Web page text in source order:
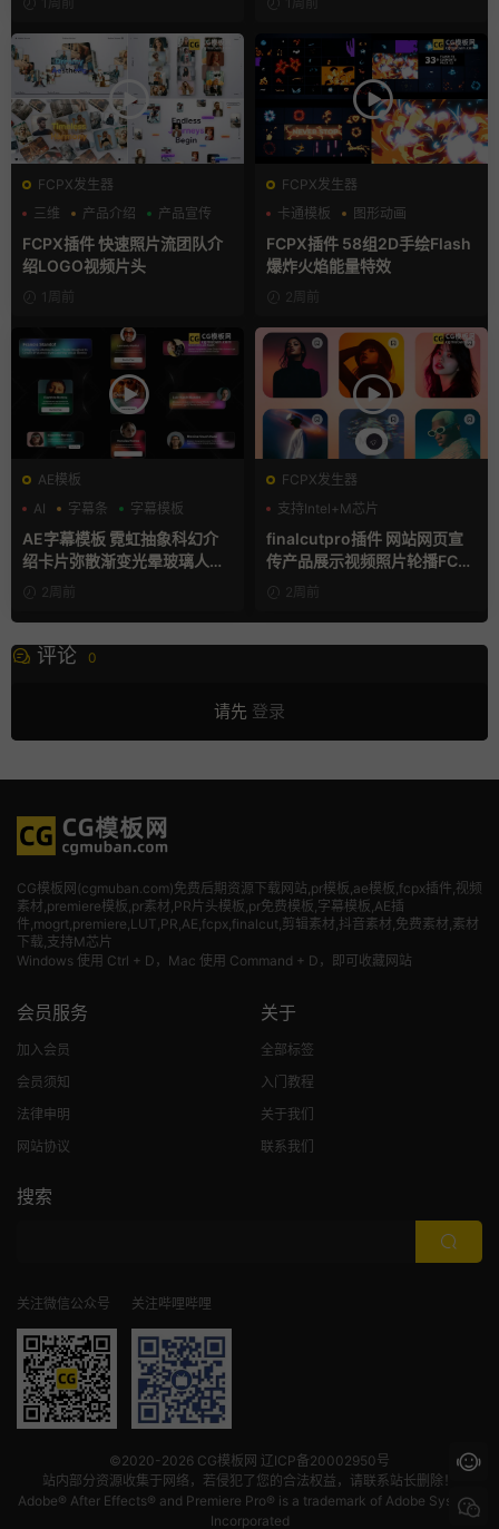
FCPX发生器
三维
产品介绍 产品宣传
FCPX插件 快速照片流团队介
绍LOGO视频片头
1周前
FCPX发生器
卡通模板
图形动画
手绘风
FCPX插件 58组2D手绘Flash
爆炸火焰能量特效
2周前
AE模板
AI
字幕条 字幕模板
AE字幕模板 霓虹抽象科幻介
绍卡片弥散渐变光晕玻璃人名
2周前
FCPX发生器
支持Intel+M芯片
finalcutpro插件 网站网页宣
传产品展示视频照片轮播FCP
X插件2周前
评论 0
请先 登录
CG模板网(cgmuban.com)免费后期资源下载网站,pr模板,ae模板,fcpx插件,视频
素材 ,premiere模板,pr素材,PR片头模板,pr免费模板,字幕模板,AE插
件,mogrt,premiere,LUT,PR,AE,fcpx,finalcut,剪辑素材,抖音素材,免费素材,素材
下载,支持M芯片
Windows 使用 Ctrl + D，Mac 使用 Command + D，即可收藏网站
会员服务
加入会员
会员须知
法律申明
网站协议
关于
全部标签
入门教程
关于我们
联系我们
搜索
关注微信公众号 关注哔哩哔哩
©2020-2026 CG模板网 辽ICP备20002950号
站内部分资源收集于网络，若侵犯了您的合法权益，请联系站长删除！
Adobe® After Effects® and Premiere Pro® is a trademark of Adobe Systems
Incorporated